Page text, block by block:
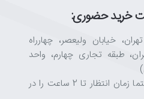
خرید حضوری:
خیابان ولیعصر، چهارراه
طبقه تجاری چهارم، واحد
(به علت حجم بالای سفارشات، حتما زمان انتظار تا 2 ساعت را در